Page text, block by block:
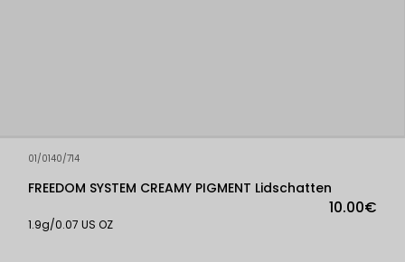
01/0140/714
FREEDOM SYSTEM CREAMY PIGMENT Lidschatten
10.00€
1.9g/0.07 US OZ